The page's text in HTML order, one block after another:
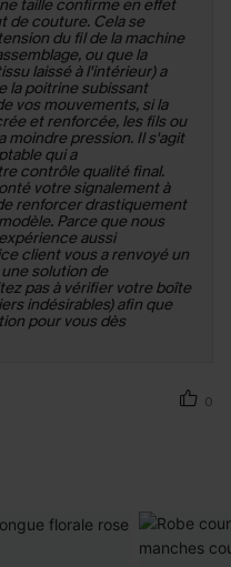
taille confirme en effet
de couture. Cela se
du fil de la machine
ou que la
laissé à l'intérieur) a
la poitrine subissant
vos mouvements, si la
et renforcée, les fils ou
moindre pression. Il s'agit
qui a
contrôle qualité final.
votre signalement à
renforcer drastiquement
Parce que nous
aussi
client vous a renvoyé un
solution de
pas à vérifier votre boîte
indésirables) afin que
pour vous dès
0